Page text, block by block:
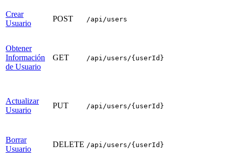
Crear
Usuario
POST /api/users
Obtener
Información
de Usuario
GET /api/users/{userId}
Actualizar
Usuario
PUT /api/users/{userId}
Borrar
Usuario
DELETE /api/users/{userId}